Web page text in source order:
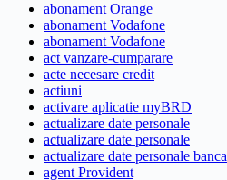
abonament Orange
abonament Vodafone
abonament Vodafone
act vanzare-cumparare
acte necesare credit
actiuni
activare aplicatie myBRD
actualizare date personale
actualizare date personale
actualizare date personale banca
agent Provident